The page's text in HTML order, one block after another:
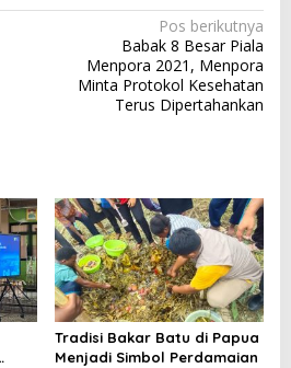
Pos berikutnya
Babak 8 Besar Piala
Menpora 2021, Menpora
Minta Protokol Kesehatan
Terus Dipertahankan
Tradisi Bakar Batu di Papua
Menjadi Simbol Perdamaian